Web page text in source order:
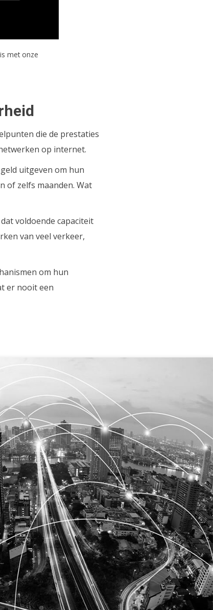
met onze
die de prestaties
op internet.
uitgeven om hun
of zelfs maanden. Wat
voldoende capaciteit
van veel verkeer,
om hun
er nooit een